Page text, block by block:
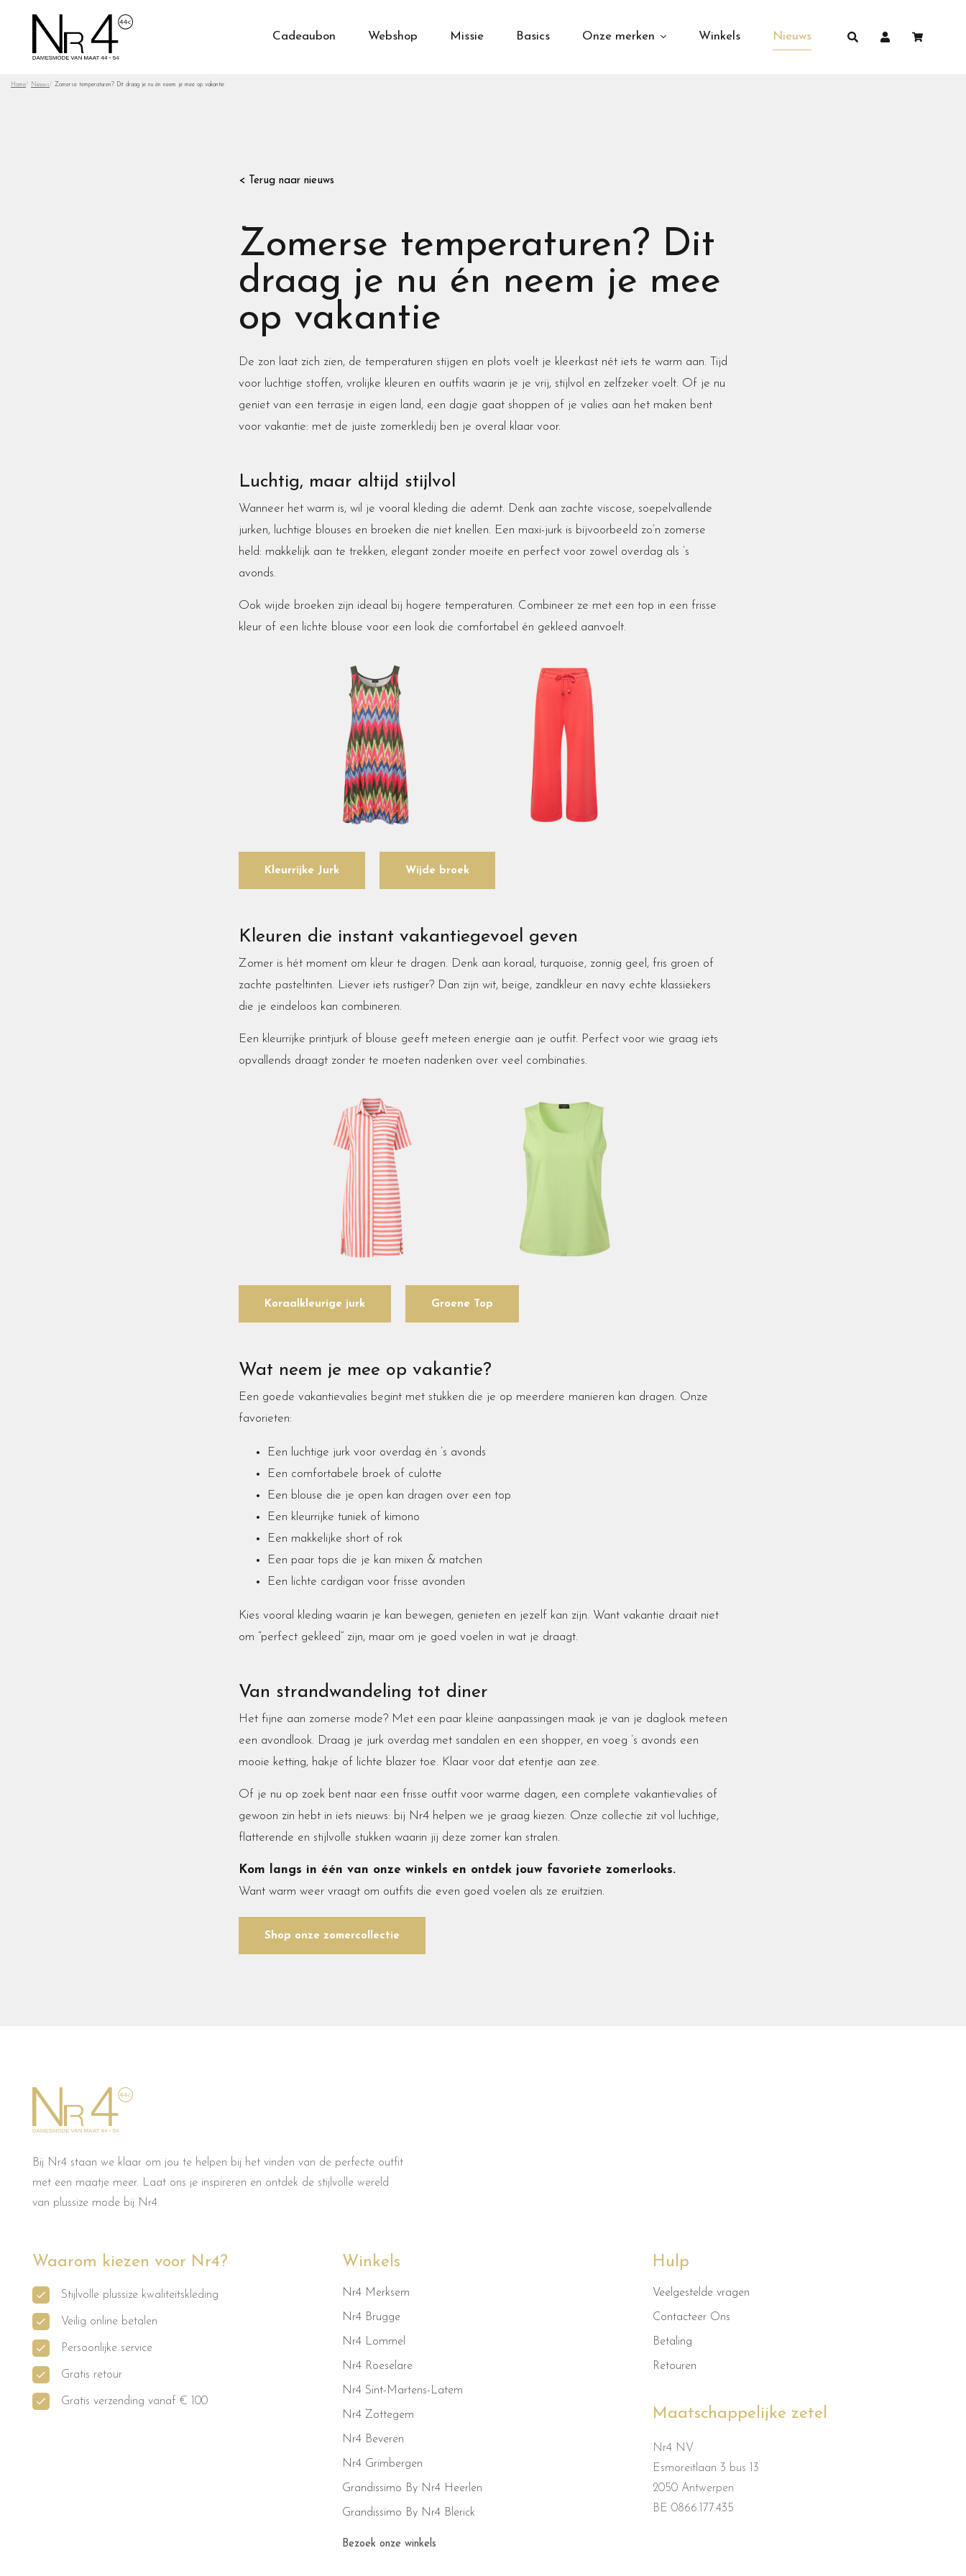
Cadeaubon Webshop Missie Basics Onze merken Winkels Nieuws
Home Nieuws Zomerse temperaturen? Dit draag je nu én neem je mee op vakantie
< Terug naar nieuws
Zomerse temperaturen? Dit
draag je nu én neem je mee
op vakantie
De zon laat zich zien, de temperaturen stijgen en plots voelt je kleerkast nét iets te warm aan. Tijd
voor luchtige stoffen, vrolijke kleuren en outfits waarin je je vrij, stijlvol en zelfzeker voelt. Of je nu
geniet van een terrasje in eigen land, een dagje gaat shoppen of je valies aan het maken bent
voor vakantie: met de juiste zomerkledij ben je overal klaar voor.
Luchtig, maar altijd stijlvol
Wanneer het warm is, wil je vooral kleding die ademt. Denk aan zachte viscose, soepelvallende
jurken, luchtige blouses en broeken die niet knellen. Een maxi-jurk is bijvoorbeeld zo’n zomerse
held: makkelijk aan te trekken, elegant zonder moeite en perfect voor zowel overdag als ’s
avonds.
Ook wijde broeken zijn ideaal bij hogere temperaturen. Combineer ze met een top in een frisse
kleur of een lichte blouse voor een look die comfortabel én gekleed aanvoelt.
Kleurrijke Jurk Wijde broek
Kleuren die instant vakantiegevoel geven
Zomer is hét moment om kleur te dragen. Denk aan koraal, turquoise, zonnig geel, fris groen of
zachte pasteltinten. Liever iets rustiger? Dan zijn wit, beige, zandkleur en navy echte klassiekers
die je eindeloos kan combineren.
Een kleurrijke printjurk of blouse geeft meteen energie aan je outfit. Perfect voor wie graag iets
opvallends draagt zonder te moeten nadenken over veel combinaties.
Koraalkleurige jurk Groene Top
Wat neem je mee op vakantie?
Een goede vakantievalies begint met stukken die je op meerdere manieren kan dragen. Onze
favorieten:
Een luchtige jurk voor overdag én ’s avonds
Een comfortabele broek of culotte
Een blouse die je open kan dragen over een top
Een kleurrijke tuniek of kimono
Een makkelijke short of rok
Een paar tops die je kan mixen & matchen
Een lichte cardigan voor frisse avonden
Kies vooral kleding waarin je kan bewegen, genieten en jezelf kan zijn. Want vakantie draait niet
om “perfect gekleed” zijn, maar om je goed voelen in wat je draagt.
Van strandwandeling tot diner
Het fijne aan zomerse mode? Met een paar kleine aanpassingen maak je van je daglook meteen
een avondlook. Draag je jurk overdag met sandalen en een shopper, en voeg ’s avonds een
mooie ketting, hakje of lichte blazer toe. Klaar voor dat etentje aan zee.
Of je nu op zoek bent naar een frisse outfit voor warme dagen, een complete vakantievalies of
gewoon zin hebt in iets nieuws: bij Nr4 helpen we je graag kiezen. Onze collectie zit vol luchtige,
flatterende en stijlvolle stukken waarin jij deze zomer kan stralen.
Kom langs in één van onze winkels en ontdek jouw favoriete zomerlooks.
Want warm weer vraagt om outfits die even goed voelen als ze eruitzien.
Shop onze zomercollectie
Bij Nr4 staan we klaar om jou te helpen bij het vinden van de perfecte outfit
met een maatje meer. Laat ons je inspireren en ontdek de stijlvolle wereld
van plussize mode bij Nr4.
Waarom kiezen voor Nr4?
Stijlvolle plussize kwaliteitskleding
Veilig online betalen
Persoonlijke service
Gratis retour
Gratis verzending vanaf € 100
Winkels
Nr4 Merksem
Nr4 Brugge
Nr4 Lommel
Nr4 Roeselare
Nr4 Sint-Martens-Latem
Nr4 Zottegem
Nr4 Beveren
Nr4 Grimbergen
Grandissimo By Nr4 Heerlen
Grandissimo By Nr4 Blerick
Bezoek onze winkels
Hulp
Veelgestelde vragen
Contacteer Ons
Betaling
Retouren
Maatschappelijke zetel
Nr4 NV
Esmoreitlaan 3 bus 13
2050 Antwerpen
BE 0866.177.435